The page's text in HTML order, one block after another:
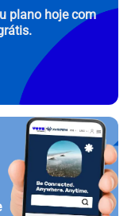
plano hoje com